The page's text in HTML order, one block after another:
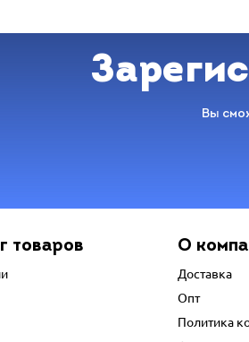
Вы
товаров О
Доставка
Опт
Политика